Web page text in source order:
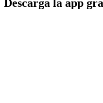
Descarga la app